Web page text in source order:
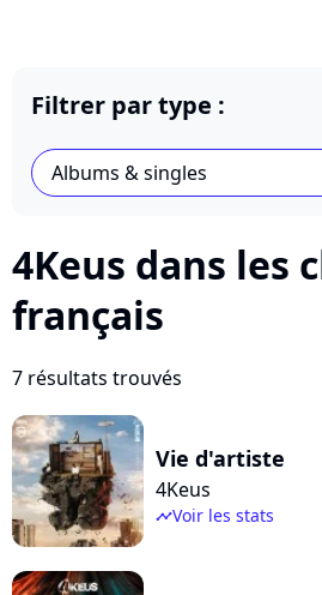
Filtrer par type :
Albums & singles
4Keus dans les
français
7 résultats trouvés
Vie d'artiste
4Keus
timelineVoir les stats